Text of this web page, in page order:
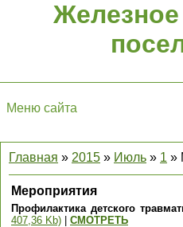
Железное
Меню сайта
Главная » 2015 » Июль » 1 »
Мероприятия
Профилактика детского
407,36 Kb)
СМОТРЕТЬ